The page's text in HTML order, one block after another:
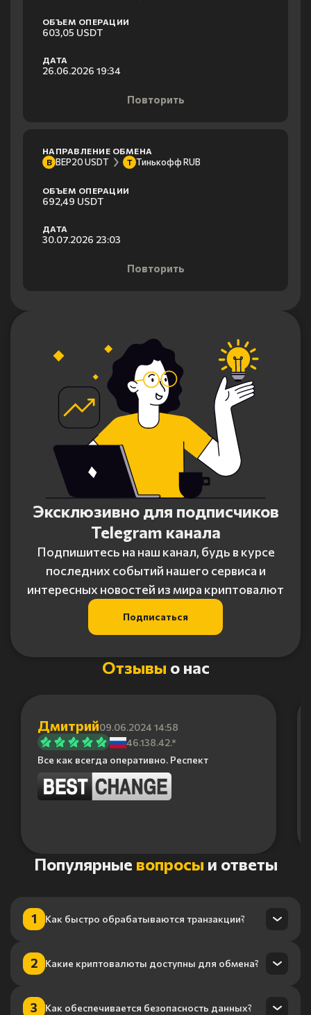
ОБЪЕМ ОПЕРАЦИИ
603,05 USDT
ДАТА
26.06.2026 19:34
Повторить
НАПРАВЛЕНИЕ ОБМЕНА
B BEP20 USDT Т Тинькофф RUB
ОБЪЕМ ОПЕРАЦИИ
692,49 USDT
ДАТА
30.07.2026 23:03
Повторить
Эксклюзивно для подписчиков
Telegram канала
Подпишитесь на наш канал, будь в курсе
последних событий нашего сервиса и
интересных новостей из мира криптовалют
Подписаться
Отзывы о нас
Дмитрий09.06.2024 14:58
46.138.42.*
Все как всегда оперативно. Респект
Популярные вопросы и ответы
1 Как быстро обрабатываются транзакции?
Транзакции обрабатываются в течение нескольких минут
благодаря нашему высокопроизводительному
2 Какие криптовалюты доступны для обмена?
Мы поддерживаем более 100 криптовалют, включая
3 Как обеспечивается безопасность данных?